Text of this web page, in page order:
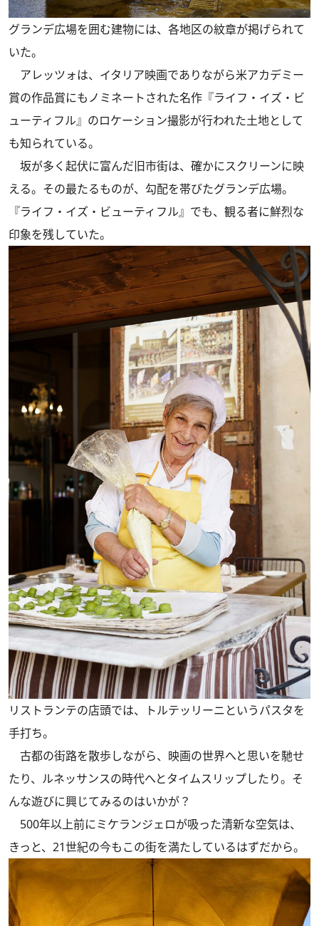
グランデ広場を囲む建物には、各地区の紋章が掲げられて
いた。
アレッツォは、イタリア映画でありながら米アカデミー
賞の作品賞にもノミネートされた名作『ライフ・イズ・ビ
ューティフル』のロケーション撮影が行われた土地として
も知られている。
坂が多く起伏に富んだ旧市街は、確かにスクリーンに映
える。その最たるものが、勾配を帯びたグランデ広場。
『ライフ・イズ・ビューティフル』でも、観る者に鮮烈な
印象を残していた。
リストランテの店頭では、トルテッリーニというパスタを
手打ち。
古都の街路を散歩しながら、映画の世界へと思いを馳せ
たり、ルネッサンスの時代へとタイムスリップしたり。そ
んな遊びに興じてみるのはいかが？
500年以上前にミケランジェロが吸った清新な空気は、
きっと、21世紀の今もこの街を満たしているはずだから。